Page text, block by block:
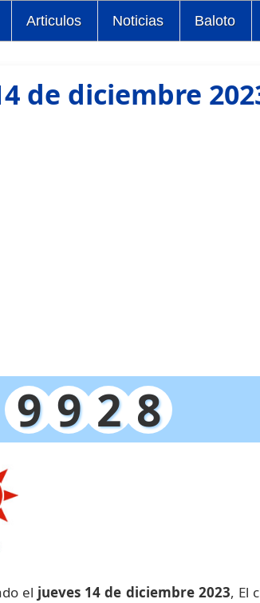
Articulos Noticias Baloto
de diciembre
9 9 2 8
el jueves 14 de diciembre 2023, El